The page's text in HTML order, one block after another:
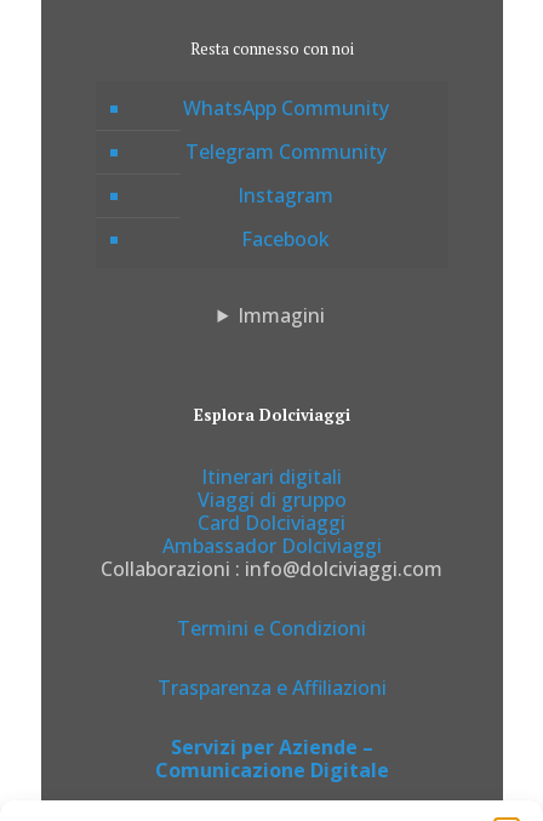
Resta connesso con noi
WhatsApp Community
Telegram Community
Instagram
Facebook
Immagini
Esplora Dolciviaggi
Itinerari digitali
Viaggi di gruppo
Card Dolciviaggi
Ambassador Dolciviaggi
Collaborazioni : info@dolciviaggi.com
Termini e Condizioni
Trasparenza e Affiliazioni
Servizi per Aziende –
Comunicazione Digitale